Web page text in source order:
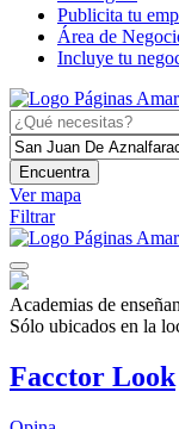
Publicita tu
Área de
Incluye tu
Encuentra
Ver mapa
Filtrar
Academias de
Sólo ubicados en la
Facctor Look